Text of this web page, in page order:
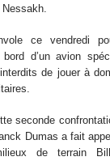
ce vendredi
bord d’un avion
de jouer à
seconde
Dumas a fait
de terrain